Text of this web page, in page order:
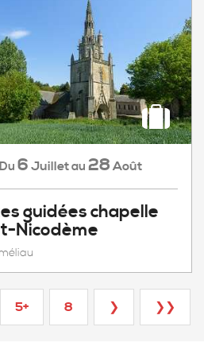
Du 6 Juilletau 28 Août
guidées chapelle
Nicodème
5+ 8 ❯ ❯❯